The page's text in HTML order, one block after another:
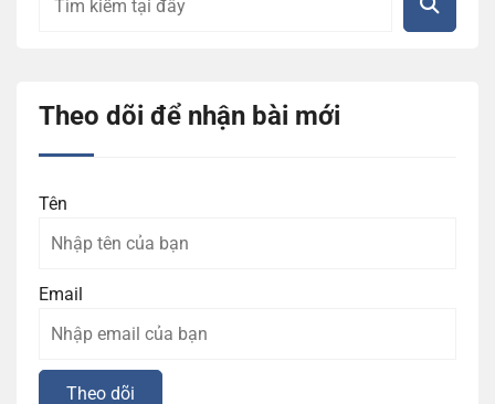
Theo dõi để nhận bài mới
Tên
Email